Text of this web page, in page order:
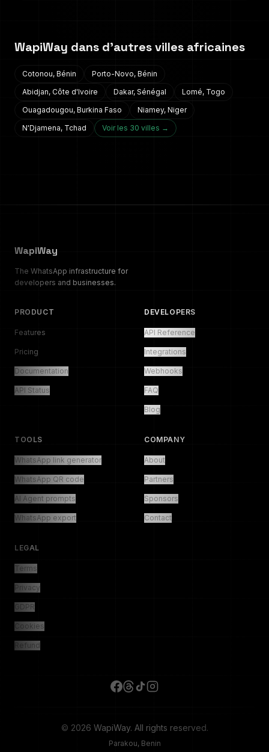
WapiWay dans d'autres villes africaines
Cotonou, Bénin Porto-Novo, Bénin
Abidjan, Côte d'Ivoire Dakar, Sénégal Lomé, Togo
Ouagadougou, Burkina Faso Niamey, Niger
N'Djamena, Tchad Voir les 30 villes →
WapiWay
The WhatsApp infrastructure for
developers and businesses.
PRODUCT
Features
Pricing
Documentation
API Status
DEVELOPERS
API Reference
Integrations
Webhooks
FAQ
Blog
TOOLS
WhatsApp link generator
WhatsApp QR code
AI Agent prompts
WhatsApp export
COMPANY
About
Partners
Sponsors
Contact
LEGAL
Terms
Privacy
GDPR
Cookies
Refund
© 2026 WapiWay. All rights reserved.
Parakou, Benin